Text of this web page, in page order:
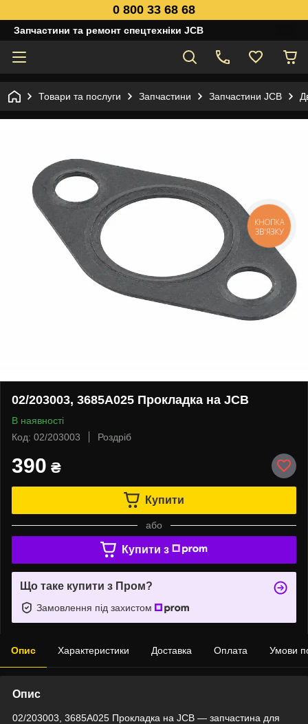
0 800 33 68 68
Запчастини та ремонт спецтехніки JCB
Товари та послуги Запчастини Запчастини JCB
02/203003, 3685A025 Прокладка на JCB
В наявності
Код: 02/203003
Роздріб
390 ₴
Купити
або
Купити з
Що таке купити з Пром?
Замовлення під захистом
Опис Характеристики Доставка Оплата Умови
Опис
02/203003, 3685A025 Прокладка на JCB — запчастина для
КНОПКА
ЗВ'ЯЗКУ